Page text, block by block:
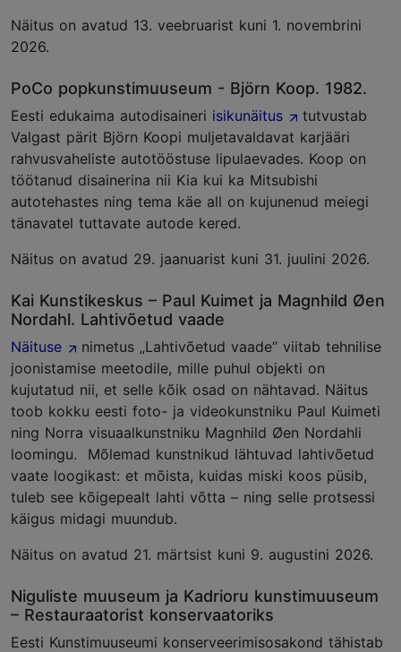
Näitus on avatud 13. veebruarist kuni 1. novembrini
2026.
PoCo popkunstimuuseum - Björn Koop. 1982.
Eesti edukaima autodisaineri isikunäitus
tutvustab
Valgast pärit Björn Koopi muljetavaldavat karjääri
rahvusvaheliste autotööstuse lipulaevades. Koop on
töötanud disainerina nii Kia kui ka Mitsubishi
autotehastes ning tema käe all on kujunenud meiegi
tänavatel tuttavate autode kered.
Näitus on avatud 29. jaanuarist kuni 31. juulini 2026.
Kai Kunstikeskus – Paul Kuimet ja Magnhild Øen
Nordahl. Lahtivõetud vaade
Näituse
nimetus „Lahtivõetud vaade“ viitab tehnilise
joonistamise meetodile, mille puhul objekti on
kujutatud nii, et selle kõik osad on nähtavad. Näitus
toob kokku eesti foto- ja videokunstniku Paul Kuimeti
ning Norra visuaalkunstniku Magnhild Øen Nordahli
loomingu. Mõlemad kunstnikud lähtuvad lahtivõetud
vaate loogikast: et mõista, kuidas miski koos püsib,
tuleb see kõigepealt lahti võtta – ning selle protsessi
käigus midagi muundub.
Näitus on avatud 21. märtsist kuni 9. augustini 2026.
Niguliste muuseum ja Kadrioru kunstimuuseum
– Restauraatorist konservaatoriks
Eesti Kunstimuuseumi konserveerimisosakond tähistab